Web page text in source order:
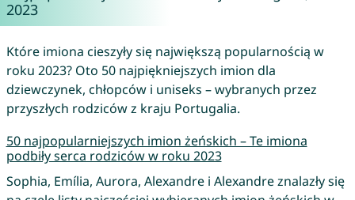
2023
Które imiona cieszyły się największą popularnością w
roku 2023? Oto 50 najpiękniejszych imion dla
dziewczynek, chłopców i uniseks – wybranych przez
przyszłych rodziców z kraju Portugalia.
50 najpopularniejszych imion żeńskich – Te imiona
podbiły serca rodziców w roku 2023
Sophia, Emília, Aurora, Alexandre i Alexandre znalazły się